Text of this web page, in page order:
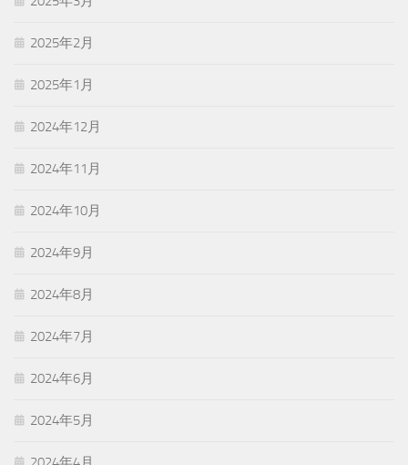
2025年2月
2025年1月
2024年12月
2024年11月
2024年10月
2024年9月
2024年8月
2024年7月
2024年6月
2024年5月